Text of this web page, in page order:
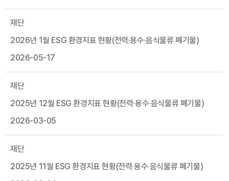
재단
2026년 1월 ESG 환경지표 현황(전력·용수·음식물류 폐기물)
2026-05-17
재단
2025년 12월 ESG 환경지표 현황(전력·용수·음식물류 폐기물)
2026-03-05
재단
2025년 11월 ESG 환경지표 현황(전력·용수·음식물류 폐기물)